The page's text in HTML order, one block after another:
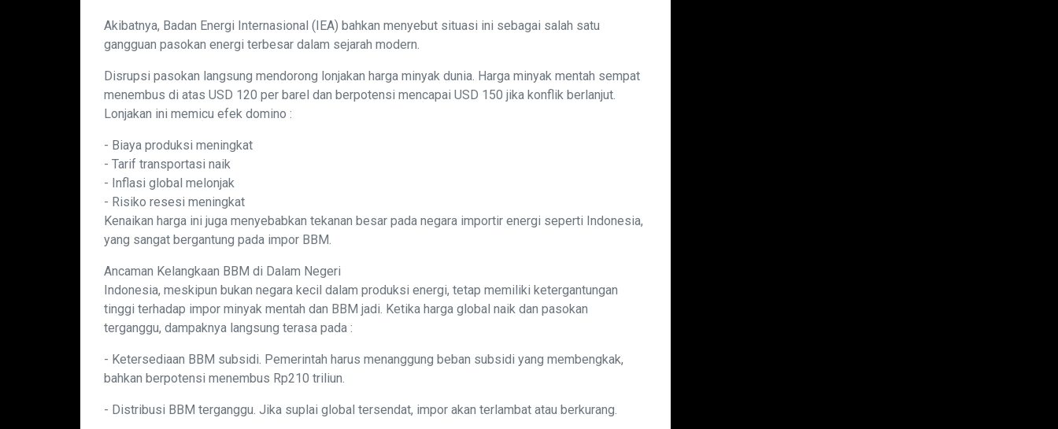
Akibatnya, Badan Energi Internasional (IEA) bahkan menyebut situasi ini sebagai salah satu
gangguan pasokan energi terbesar dalam sejarah modern.
Disrupsi pasokan langsung mendorong lonjakan harga minyak dunia. Harga minyak mentah sempat
menembus di atas USD 120 per barel dan berpotensi mencapai USD 150 jika konflik berlanjut.
Lonjakan ini memicu efek domino :
- Biaya produksi meningkat
- Tarif transportasi naik
- Inflasi global melonjak
- Risiko resesi meningkat
Kenaikan harga ini juga menyebabkan tekanan besar pada negara importir energi seperti Indonesia,
yang sangat bergantung pada impor BBM.
Ancaman Kelangkaan BBM di Dalam Negeri
Indonesia, meskipun bukan negara kecil dalam produksi energi, tetap memiliki ketergantungan
tinggi terhadap impor minyak mentah dan BBM jadi. Ketika harga global naik dan pasokan
terganggu, dampaknya langsung terasa pada :
- Ketersediaan BBM subsidi. Pemerintah harus menanggung beban subsidi yang membengkak,
bahkan berpotensi menembus Rp210 triliun.
- Distribusi BBM terganggu. Jika suplai global tersendat, impor akan terlambat atau berkurang.